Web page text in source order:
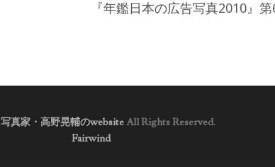
『年鑑日本の広告写真2010』
写真家・高野晃輔のwebsiteAll Rights Reserved.
Fairwind